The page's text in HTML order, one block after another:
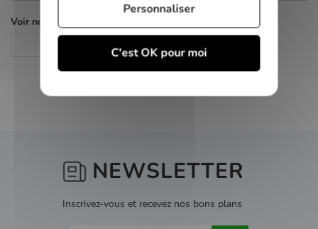
Voir nos autres pages :
NEWSLETTER
Inscrivez-vous et recevez nos bons plans
C'est OK pour moi
Personnaliser